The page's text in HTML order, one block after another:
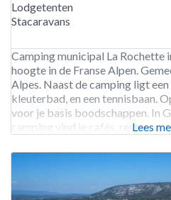
Lodgetenten
Stacaravans
Camping municipal La Rochette
hoogte in de Franse Alpen.
Alpes. Naast de camping ligt
kleuterbad, en een tennisbaan.
voor je basis boodschappen. In
camping vind je cafés,
Lees